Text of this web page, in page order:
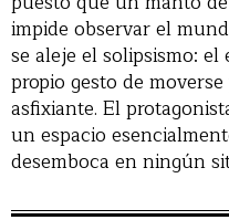
impide observar el
se aleje el solipsismo:
propio gesto de
asfixiante. El
un espacio
desemboca en ningún